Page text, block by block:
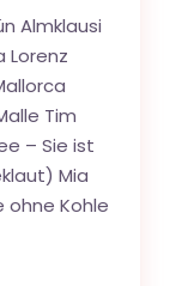
Almklausi
Lorenz
Tim
– Sie ist
Mia
ohne Kohle